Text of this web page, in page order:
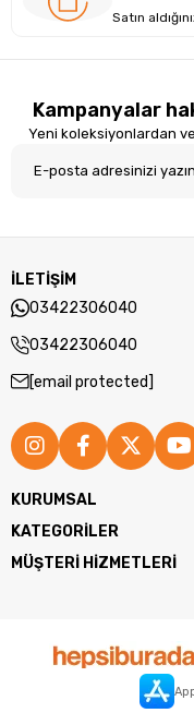
Satın
Kampanyalar
Yeni koleksiyonlardan
İLETİŞİM
03422306040
03422306040
[email protected]
KURUMSAL
KATEGORİLER
MÜŞTERİ HİZMETLERİ